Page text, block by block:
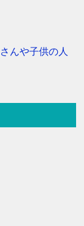
んや子供の人